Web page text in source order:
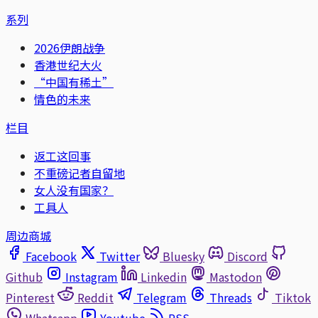
系列
2026伊朗战争
香港世纪大火
“中国有稀土”
情色的未来
栏目
返工这回事
不重磅记者自留地
女人没有国家？
工具人
周边商城
Facebook
Twitter Bluesky
Discord
Github
Instagram Linkedin
Mastodon
Pinterest
Reddit Telegram Threads
Tiktok